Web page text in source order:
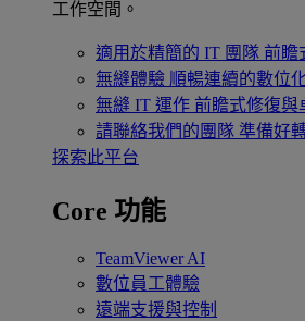
工作空間。
適用於精簡的 IT 團隊 前瞻
無縫體驗 順暢連續的數位
無縫 IT 運作 前瞻式修復與
請聯絡我們的團隊 準備好
探索此平台
Core 功能
TeamViewer AI
數位員工體驗
遠端支援與控制